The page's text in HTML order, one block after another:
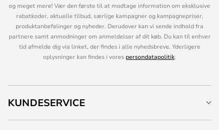
og meget mere! Vær den første til at modtage information om eksklusive
rabatkoder, aktuelle tilbud, særlige kampagner og kampagnepriser,
produktanbefalinger og nyheder. Derudover kan vi sende indhold fra
partnere samt anmodninger om anmeldelser af dit køb. Du kan til enhver
tid afmelde dig via linket, der findes i alle nyhedsbreve. Yderligere
oplysninger kan findes i vores persondatapolitik.
KUNDESERVICE